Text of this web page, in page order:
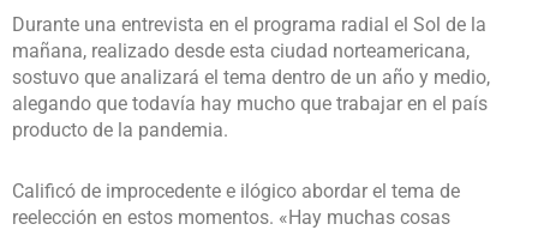
Durante una entrevista en el programa radial el Sol de la
mañana, realizado desde esta ciudad norteamericana,
sostuvo que analizará el tema dentro de un año y medio,
alegando que todavía hay mucho que trabajar en el país
producto de la pandemia.
Calificó de improcedente e ilógico abordar el tema de
reelección en estos momentos. «Hay muchas cosas